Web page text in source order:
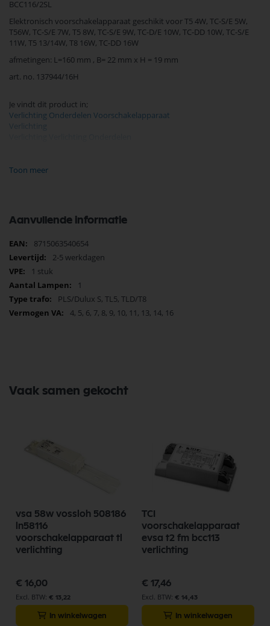
BCC116/2SL
Elektronisch voorschakelapparaat geschikit voor T5 4W, TC-S/E 5W,
T56W, TC-S/E 7W, T5 8W, TC-S/E 9W, TC-D/E 10W, TC-DD 10W, TC-S/E
11W, T5 13/14W, T8 16W, TC-DD 16W
afmetingen: L=160 mm , B= 22 mm x H = 19 mm
art. no. 137944/16H
Je vindt dit product in;
Verlichting Onderdelen Voorschakelapparaat
Verlichting
Koop nu de Voorschakelapparaat evsa 6-16w t4 t5t t8 van het merk
eenvoudig online.
Bekijk meer TCI Onderdelen
Toon meer
Aanvullende informatie
Meer
informatie
8715063540654
2-5 werkdagen
1 stuk
1
PLS/Dulux S, TL5, TLD/T8
4, 5, 6, 7, 8, 9, 10, 11, 13, 14, 16
Vaak samen gekocht
vsa 58w vossloh 508186
ln58116
voorschakelapparaat tl
verlichting
€ 16,00
€ 13,22
In winkelwagen
TCI
voorschakelapparaat
evsa t2 fm bcc113
verlichting
€ 17,46
€ 14,43
In winkelwagen